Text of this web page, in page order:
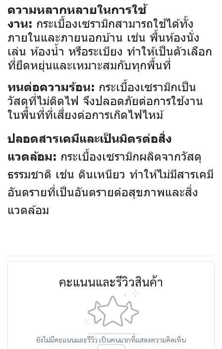
ความหลากหลายในการใช้
งาน: กระเบื้องเซรามิกสามารถใช้ได้ทั้ง
ภายในและภายนอกบ้าน เช่น พื้นห้องนั่ง
เล่น ห้องน้ำ หรือระเบียง ทำให้เป็นตัวเลือก
ที่ยืดหยุ่นและเหมาะสมกับทุกพื้นที่
ทนต่อความร้อน: กระเบื้องเซรามิกเป็น
วัสดุที่ไม่ติดไฟ จึงปลอดภัยต่อการใช้งาน
ในพื้นที่ที่เสี่ยงต่อการเกิดไฟไหม้
ปลอดสารเคมีและเป็นมิตรต่อสิ่ง
แวดล้อม: กระเบื้องเซรามิกผลิตจากวัสดุ
ธรรมชาติ เช่น ดินเหนียว ทำให้ไม่มีสารเคมี
อันตรายที่เป็นอันตรายต่อสุขภาพและสิ่ง
แวดล้อม
คะแนนและรีวิวสินค้า
ยังไม่มีคะแนนและรีวิว เป็นคนแรกที่แสดงความคิดเห็น